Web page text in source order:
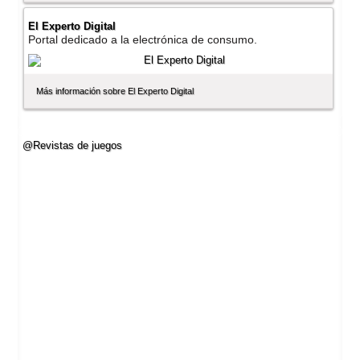
El Experto Digital
Portal dedicado a la electrónica de consumo.
Más información sobre El Experto Digital
@Revistas de juegos